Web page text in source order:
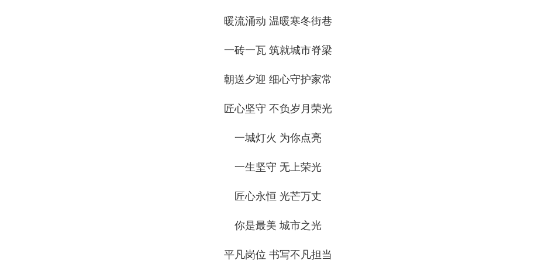
暖流涌动 温暖寒冬街巷
一砖一瓦 筑就城市脊梁
朝送夕迎 细心守护家常
匠心坚守 不负岁月荣光
一城灯火 为你点亮
一生坚守 无上荣光
匠心永恒 光芒万丈
你是最美 城市之光
平凡岗位 书写不凡担当